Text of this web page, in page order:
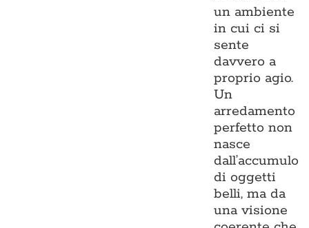
un ambiente
in cui ci si
sente
davvero a
proprio agio.
Un
arredamento
perfetto non
nasce
dall’accumulo
di oggetti
belli, ma da
una visione